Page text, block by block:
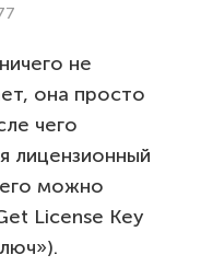
не
она просто
чего
лицензионный
можно
License Key